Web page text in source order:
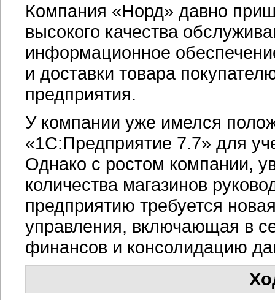
Компания «Норд» давно
высокого качества
информационное
и доставки товара
предприятия.
У компании уже имелся
«1С:Предприятие 7.7» для
Однако с ростом компании,
количества магазинов
предприятию требуется
управления, включающая в
финансов и консолидацию